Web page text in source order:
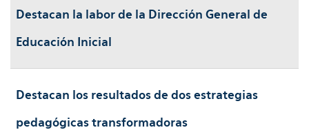
Destacan la labor de la Dirección General de
Educación Inicial
Destacan los resultados de dos estrategias
pedagógicas transformadoras